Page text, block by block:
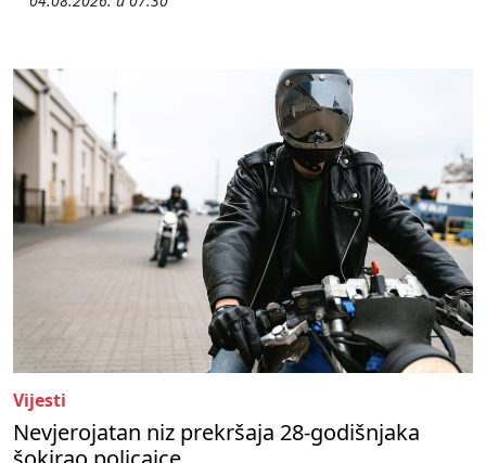
Vijesti
Nevjerojatan niz prekršaja 28-godišnjaka